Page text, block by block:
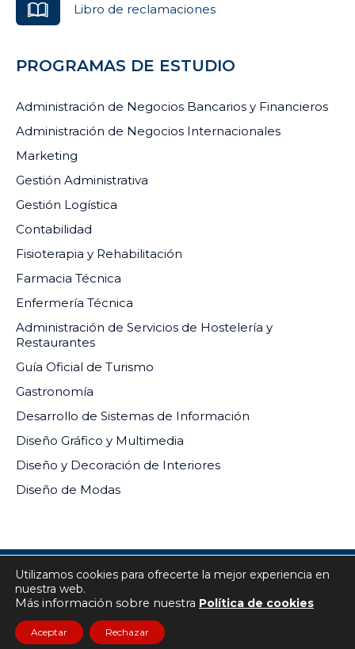
Libro de reclamaciones
PROGRAMAS DE ESTUDIO
Administración de Negocios Bancarios y Financieros
Administración de Negocios Internacionales
Marketing
Gestión Administrativa
Gestión Logística
Contabilidad
Fisioterapia y Rehabilitación
Farmacia Técnica
Enfermería Técnica
Administración de Servicios de Hostelería y
Restaurantes
Guía Oficial de Turismo
Gastronomía
Desarrollo de Sistemas de Información
Diseño Gráfico y Multimedia
Diseño y Decoración de Interiores
Diseño de Modas
INSTITUTO DE EDUCACIÓN SUPERIOR PRIVADO DEL
SUR RM-073-2024-MINEDU
Todos los derechos reservados
Sitio web desarrollado por
Utilizamos cookies para ofrecerte la mejor experiencia en
nuestra web.
Más información sobre nuestra Política de cookies
Aceptar Rechazar